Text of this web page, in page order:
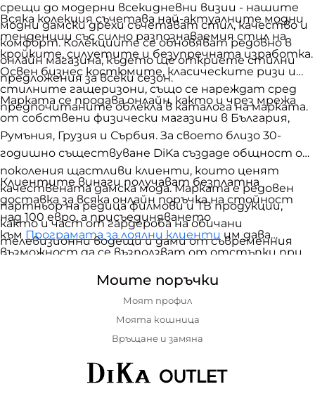
срещи до модерни всекидневни визии - нашите
модни дамски дрехи съчетават стил, качество и
комфорт. Колекциите се обновяват редовно в
онлайн магазина, където ще откриете стилни
предложения за всеки сезон.
Всяка колекция съчетава най-актуалните модни
тенденции със силно разпознаваемия стил на
кройките, силуетите и безупречната изработка.
Освен бизнес костюмите, класическите ризи и
стилните гащеризони, също се нареждат сред
предпочитаните облекла в каталога на марката.
Марката се продава онлайн, както и чрез мрежа
от собствени физически магазини в България,
Румъния, Грузия и Сърбия. За своето близо 30-
годишно съществуване DiKa създаде общност от
поколения щастливи клиенти, които ценят
качествената дамска мода. Марката е редовен
партньор на редица филмови и ТВ продукции,
както и част от гардероба на обичани
телевизионни водещи и дами от съвременния
бизнес и политически живот.
Клиентите винаги получават безплатна
доставка за всяка онлайн поръчка на стойност
над 100 евро, а присъединяването
към Програмата за лоялни клиенти им дава
възможност да се възползват от отстъпки при
Моите поръчки
Моят профил
Моята кошница
Връщане и замяна